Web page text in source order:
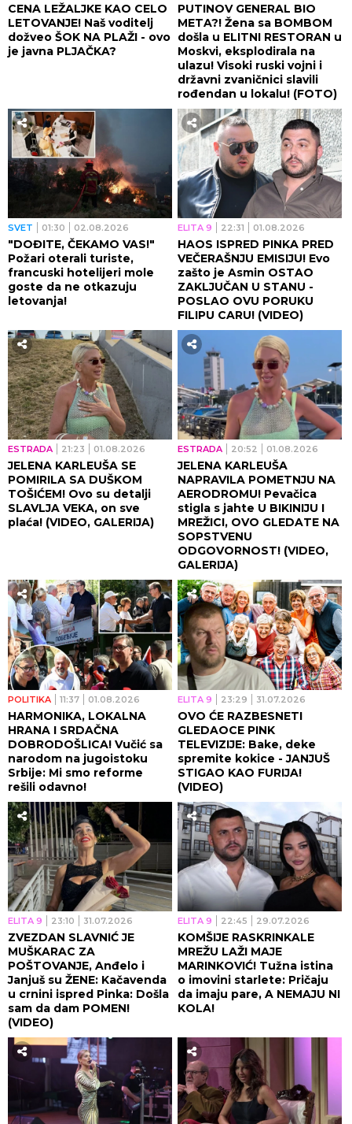
CENA LEŽALJKE KAO CELO
LETOVANJE! Naš voditelj
dožveo ŠOK NA PLAŽI - ovo
je javna PLJAČKA?
PUTINOV GENERAL BIO
META?! Žena sa BOMBOM
došla u ELITNI RESTORAN u
Moskvi, eksplodirala na
ulazu! Visoki ruski vojni i
državni zvaničnici slavili
rođendan u lokalu! (FOTO)
SVET 01:30 02.08.2026
"DOĐITE, ČEKAMO VAS!"
Požari oterali turiste,
francuski hotelijeri mole
goste da ne otkazuju
letovanja!
ELITA 9 22:31 01.08.2026
HAOS ISPRED PINKA PRED
VEČERAŠNJU EMISIJU! Evo
zašto je Asmin OSTAO
ZAKLJUČAN U STANU -
POSLAO OVU PORUKU
FILIPU CARU! (VIDEO)
ESTRADA 21:23 01.08.2026
JELENA KARLEUŠA SE
POMIRILA SA DUŠKOM
TOŠIĆEM! Ovo su detalji
SLAVLJA VEKA, on sve
plaća! (VIDEO, GALERIJA)
ESTRADA 20:52 01.08.2026
JELENA KARLEUŠA
NAPRAVILA POMETNJU NA
AERODROMU! Pevačica
stigla s jahte U BIKINIJU I
MREŽICI, OVO GLEDATE NA
SOPSTVENU
ODGOVORNOST! (VIDEO,
GALERIJA)
POLITIKA 11:37 01.08.2026
HARMONIKA, LOKALNA
HRANA I SRDAČNA
DOBRODOŠLICA! Vučić sa
narodom na jugoistoku
Srbije: Mi smo reforme
rešili odavno!
ELITA 9 23:29 31.07.2026
OVO ĆE RAZBESNETI
GLEDAOCE PINK
TELEVIZIJE: Bake, deke
spremite kokice - JANJUŠ
STIGAO KAO FURIJA!
(VIDEO)
ELITA 9 23:10 31.07.2026
ZVEZDAN SLAVNIĆ JE
MUŠKARAC ZA
POŠTOVANJE, Anđelo i
Janjuš su ŽENE: Kačavenda
u crnini ispred Pinka: Došla
sam da dam POMEN!
(VIDEO)
ELITA 9 22:45 29.07.2026
KOMŠIJE RASKRINKALE
MREŽU LAŽI MAJE
MARINKOVIĆ! Tužna istina
o imovini starlete: Pričaju
da imaju pare, A NEMAJU NI
KOLA!